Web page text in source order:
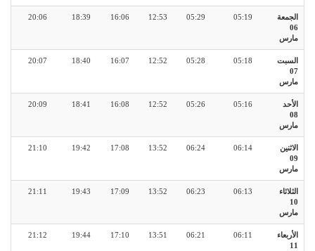
الجمعة
06
مارس
05:19
05:29
12:53
16:06
18:39
20:06
السبت
07
مارس
05:18
05:28
12:52
16:07
18:40
20:07
الأحد
08
مارس
05:16
05:26
12:52
16:08
18:41
20:09
الاثنين
09
مارس
06:14
06:24
13:52
17:08
19:42
21:10
الثلاثاء
10
مارس
06:13
06:23
13:52
17:09
19:43
21:11
الأربعاء
11
06:11
06:21
13:51
17:10
19:44
21:12